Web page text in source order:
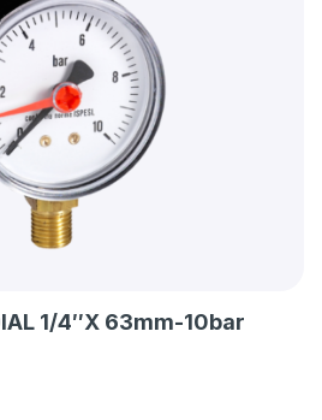
1/4″X 63mm-10bar